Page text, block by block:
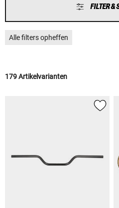
FILTER &
Alle filters opheffen
179 Artikelvarianten